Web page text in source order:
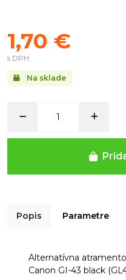
Na sklade
1,70 €
s DPH
Popis Parametre
Alternatívna
Canon GI-43 black